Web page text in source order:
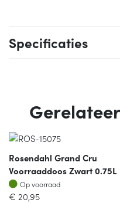
Specificaties
Rosendahl Grand Cru
Voorraaddoos Zwart 0.75L
Op voorraad
Op voorraad
€ 20,95